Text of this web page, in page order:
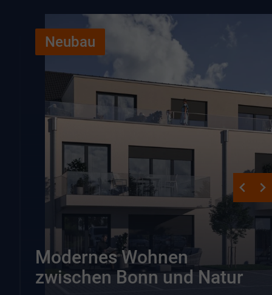
Neubau
Modernes Wohnen
zwischen Bonn und Natur